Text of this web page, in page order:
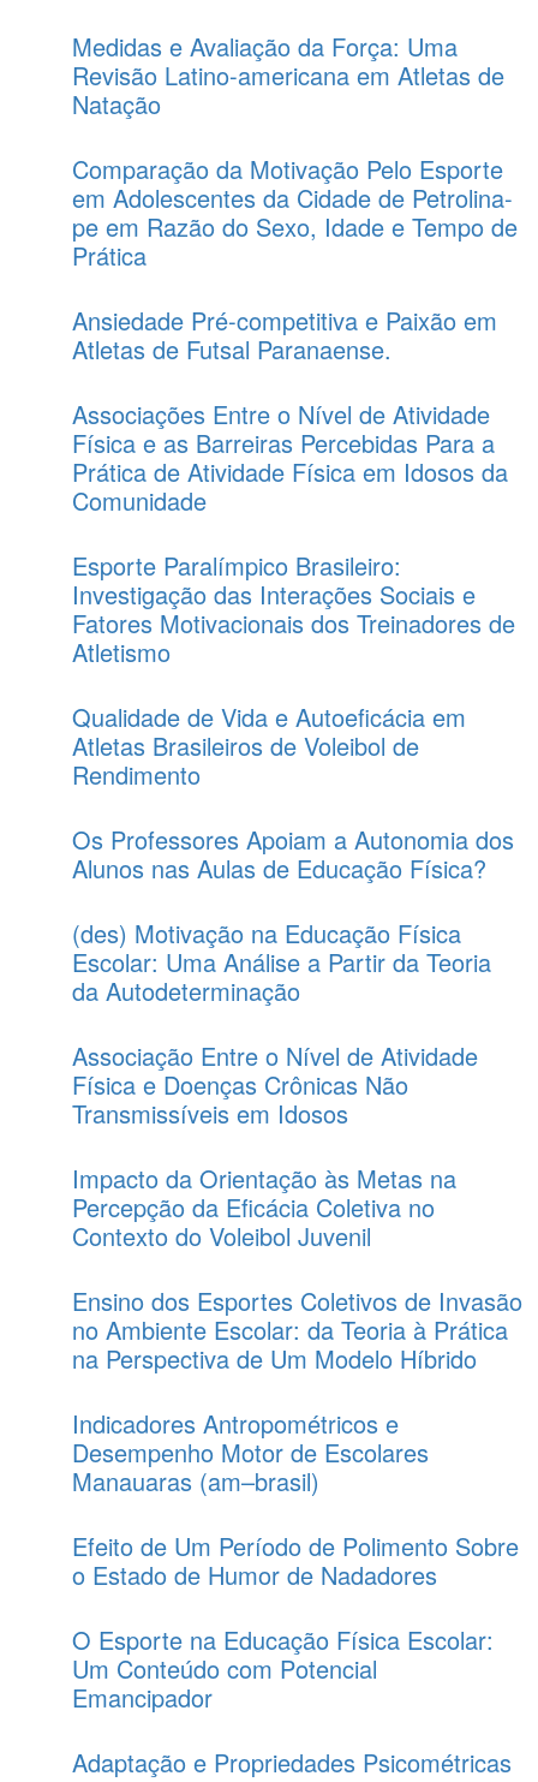
Medidas e Avaliação da Força: Uma
Revisão Latino-americana em Atletas de
Natação
Comparação da Motivação Pelo Esporte
em Adolescentes da Cidade de Petrolina-
pe em Razão do Sexo, Idade e Tempo de
Prática
Ansiedade Pré-competitiva e Paixão em
Atletas de Futsal Paranaense.
Associações Entre o Nível de Atividade
Física e as Barreiras Percebidas Para a
Prática de Atividade Física em Idosos da
Comunidade
Esporte Paralímpico Brasileiro:
Investigação das Interações Sociais e
Fatores Motivacionais dos Treinadores de
Atletismo
Qualidade de Vida e Autoeficácia em
Atletas Brasileiros de Voleibol de
Rendimento
Os Professores Apoiam a Autonomia dos
Alunos nas Aulas de Educação Física?
(des) Motivação na Educação Física
Escolar: Uma Análise a Partir da Teoria
da Autodeterminação
Associação Entre o Nível de Atividade
Física e Doenças Crônicas Não
Transmissíveis em Idosos
Impacto da Orientação às Metas na
Percepção da Eficácia Coletiva no
Contexto do Voleibol Juvenil
Ensino dos Esportes Coletivos de Invasão
no Ambiente Escolar: da Teoria à Prática
na Perspectiva de Um Modelo Híbrido
Indicadores Antropométricos e
Desempenho Motor de Escolares
Manauaras (am–brasil)
Efeito de Um Período de Polimento Sobre
o Estado de Humor de Nadadores
O Esporte na Educação Física Escolar:
Um Conteúdo com Potencial
Emancipador
Adaptação e Propriedades Psicométricas